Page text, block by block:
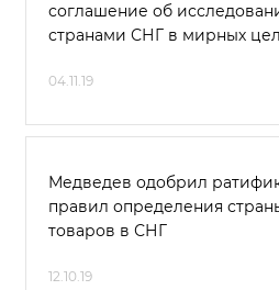
соглашение об
странами СНГ в мирных
04.11.19
Медведев одобрил
правил определения
товаров в СНГ
12.10.19